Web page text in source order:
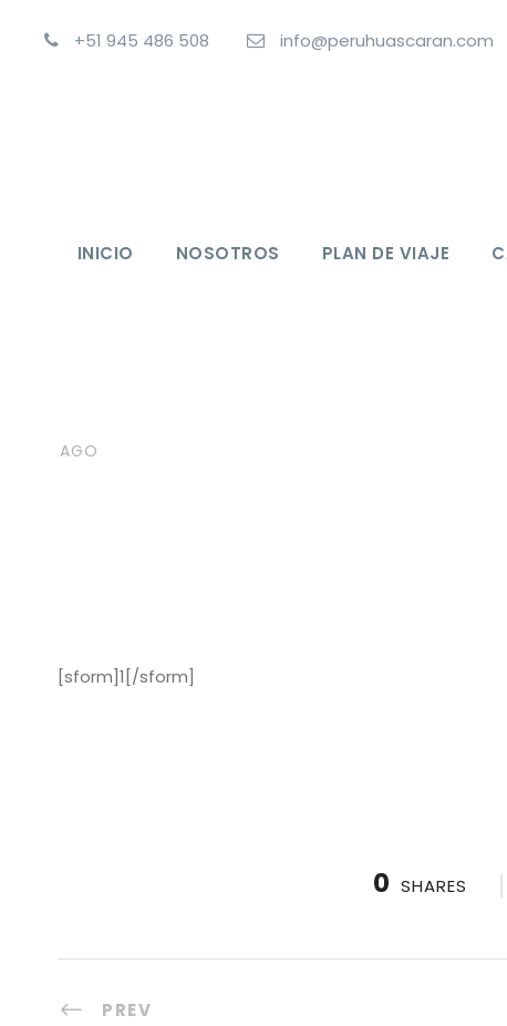
+51 945 486 508 info@peruhuascaran.com
INICIO NOSOTROS PLAN DE VIAJE
AGO
[sform]1[/sform]
0 SHARES
PREV